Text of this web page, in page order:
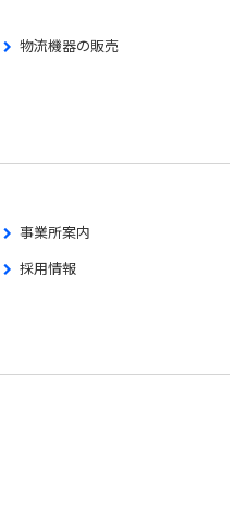
物流機器の販売
事業所案内
採用情報